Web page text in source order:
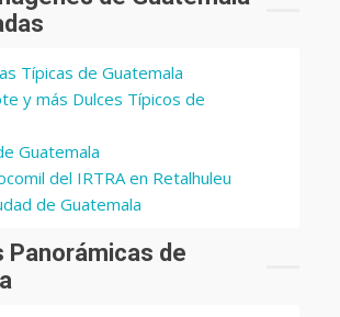
Típicas de Guatemala
y más Dulces Típicos de
Guatemala
del IRTRA en Retalhuleu
de Guatemala
Panorámicas de